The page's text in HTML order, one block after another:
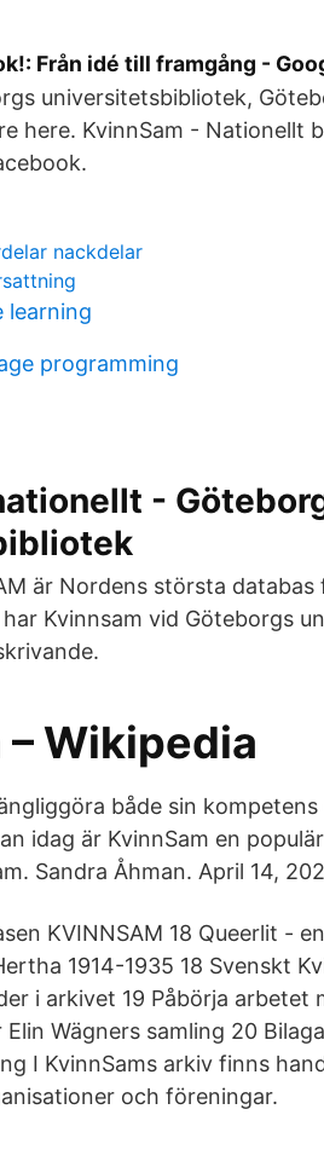
Från idé till framgång -
universitetsbibliotek,
here. KvinnSam - Nationellt
nackdelar
learning
programming
-
är Nordens största
Kvinnsam vid Göteborgs
– Wikipedia
både sin
idag är KvinnSam en
Sandra Åhman. April 14,
KVINNSAM 18 Queerlit -
1914-1935 18 Svenskt
i arkivet 19 Påbörja
Elin Wägners samling 20
I KvinnSams arkiv finns
och föreningar.